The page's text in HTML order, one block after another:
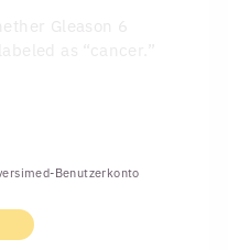
Gleason 6
Benutzerkonto